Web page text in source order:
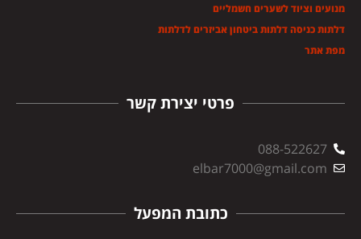
פרטי יצירת קשר
088-522627
elbar7000@gmail.com
כתובת המפעל
מנועים וציוד לשערים חשמליים
דלתות כניסה דלתות ביטחון אביזרים לדלתות
מפת אתר